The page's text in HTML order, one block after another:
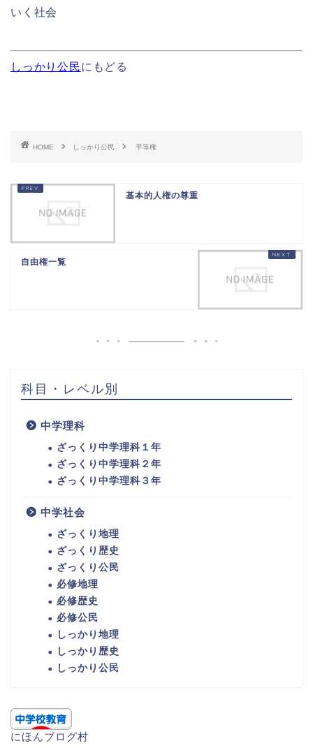
いく社会
しっかり公民にもどる
HOME しっかり公民 平等権
基本的人権の尊重
自由権一覧
科目・レベル別
中学理科
ざっくり中学理科１年
ざっくり中学理科２年
ざっくり中学理科３年
中学社会
ざっくり地理
ざっくり歴史
ざっくり公民
必修地理
必修歴史
必修公民
しっかり地理
しっかり歴史
しっかり公民
にほんブログ村